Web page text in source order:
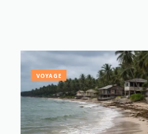
VOYAGE